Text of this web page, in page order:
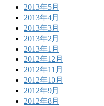
2013年5月
2013年4月
2013年3月
2013年2月
2013年1月
2012年12月
2012年11月
2012年10月
2012年9月
2012年8月